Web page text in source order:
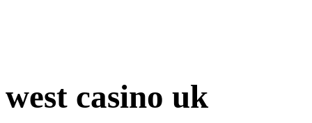
west casino uk